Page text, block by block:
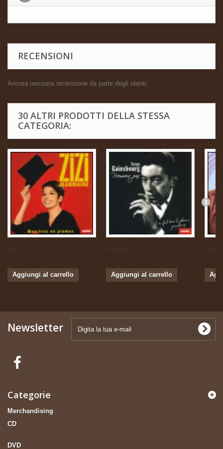
RECENSIONI
Ancora nessuna recensione da parte degli utenti.
30 ALTRI PRODOTTI DELLA STESSA
CATEGORIA:
Zizi...
Aggiungi al carrello
Serge...
Aggiungi al carrello
Newsletter
Categorie
Merchandising
CD
DVD